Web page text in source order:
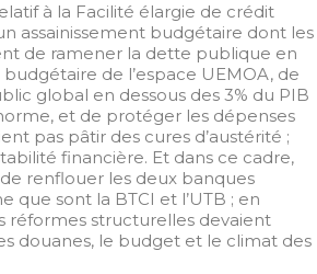
à la Facilité élargie de crédit
assainissement budgétaire dont les
de ramener la dette publique en
de l’espace UEMOA, de
global en dessous des 3% du PIB
et de protéger les dépenses
pas pâtir des cures d’austérité ;
financière. Et dans ce cadre,
renflouer les deux banques
que sont la BTCI et l’UTB ; en
réformes structurelles devaient
douanes, le budget et le climat des